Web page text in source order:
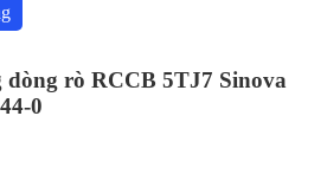
dòng rò RCCB 5TJ7 Sinova
0